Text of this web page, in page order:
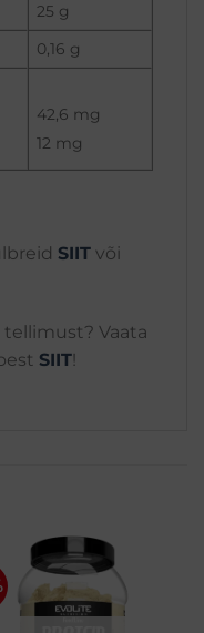
25 g
0,16 g
42,6 mg
12 mg
SIIT või
tellimust? Vaata
SIIT!